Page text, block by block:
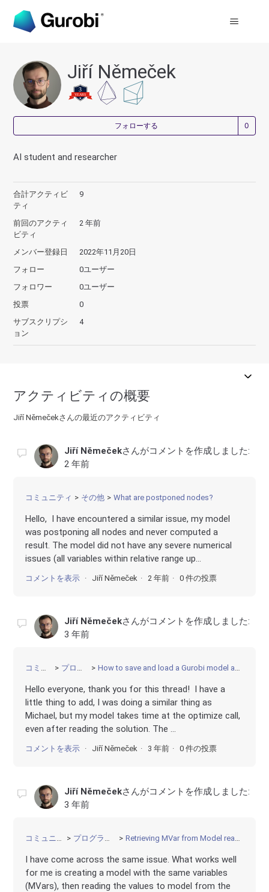
Jiří Němeček
フォローする
AI student and researcher
合計アクティビ
ティ
9
前回のアクティ
ビティ
2 年前
メンバー登録日
2022年11月20日
フォロー
0ユーザー
フォロワー
0ユーザー
投票
0
サブスクリプシ
ョン
4
アクティビティの概要
Jiří Němečekさんの最近のアクティビティ
Jiří Němečekさんがコメントを作成しました:
2 年前
コミュニティ その他 What are postponed nodes?
Hello, I have encountered a similar issue, my model
was postponing all nodes and never computed a
result. The model did not have any severe numerical
issues (all variables within relative range up...
コメントを表示 Jiří Němeček 2 年前 0 件の投票
Jiří Němečekさんがコメントを作成しました:
3 年前
コミュニティ プログラミング How to save and load a Gurobi model and solution without rerunning the model after loading
Hello everyone, thank you for this thread! I have a
little thing to add, I was doing a similar thing as
Michael, but my model takes time at the optimize call,
even after reading the solution. The ...
コメントを表示 Jiří Němeček 3 年前 0 件の投票
Jiří Němečekさんがコメントを作成しました:
3 年前
コミュニティ プログラミング Retrieving MVar from Model read from file
I have come across the same issue. What works well
for me is creating a model with the same variables
(MVars), then reading the values to model from the